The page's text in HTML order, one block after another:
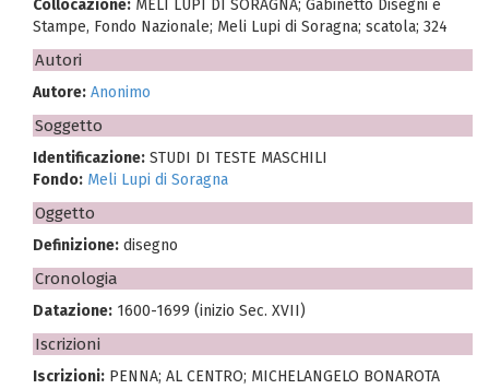
Collocazione: MELI LUPI DI SORAGNA; Gabinetto Disegni e
Stampe, Fondo Nazionale; Meli Lupi di Soragna; scatola; 324
Autori
Autore: Anonimo
Soggetto
Identificazione: STUDI DI TESTE MASCHILI
Fondo: Meli Lupi di Soragna
Oggetto
Definizione: disegno
Cronologia
Datazione: 1600-1699 (inizio Sec. XVII)
Iscrizioni
Iscrizioni: PENNA; AL CENTRO; MICHELANGELO BONAROTA